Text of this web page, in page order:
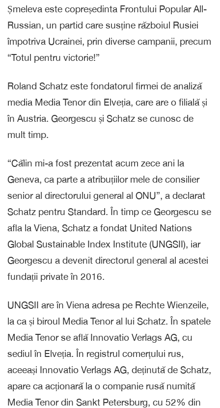
Șmeleva este copreședinta Frontului Popular All-
Russian, un partid care susține războiul Rusiei
împotriva Ucrainei, prin diverse campanii, precum
“Totul pentru victorie!”
Roland Schatz este fondatorul firmei de analiză
media Media Tenor din Elveția, care are o filială și
în Austria. Georgescu și Schatz se cunosc de
mult timp.
“Călin mi-a fost prezentat acum zece ani la
Geneva, ca parte a atribuțiilor mele de consilier
senior al directorului general al ONU”, a declarat
Schatz pentru Standard. În timp ce Georgescu se
afla la Viena, Schatz a fondat United Nations
Global Sustainable Index Institute (UNGSII), iar
Georgescu a devenit directorul general al acestei
fundații private în 2016.
UNGSII are în Viena adresa pe Rechte Wienzeile,
la ca și biroul Media Tenor al lui Schatz. În spatele
Media Tenor se află Innovatio Verlags AG, cu
sediul în Elveția. În registrul comerțului rus,
aceeași Innovatio Verlags AG, deținută de Schatz,
apare ca acționară la o companie rusă numită
Media Tenor din Sankt Petersburg, cu 52% din